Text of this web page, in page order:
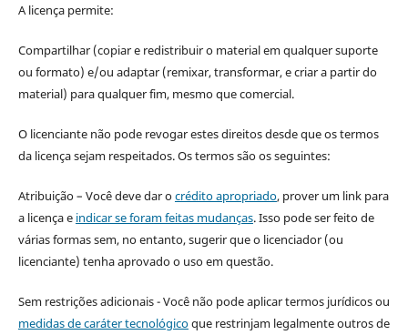
A licença permite:
Compartilhar (copiar e redistribuir o material em qualquer suporte
ou formato) e/ou adaptar (remixar, transformar, e criar a partir do
material) para qualquer fim, mesmo que comercial.
O licenciante não pode revogar estes direitos desde que os termos
da licença sejam respeitados. Os termos são os seguintes:
Atribuição – Você deve dar ocrédito apropriado, prover um link para
a licença e indicar se foram feitas mudanças. Isso pode ser feito de
várias formas sem, no entanto, sugerir que o licenciador (ou
licenciante) tenha aprovado o uso em questão.
Sem restrições adicionais - Você não pode aplicar termos jurídicos ou
medidas de caráter tecnológicoque restrinjam legalmente outros de